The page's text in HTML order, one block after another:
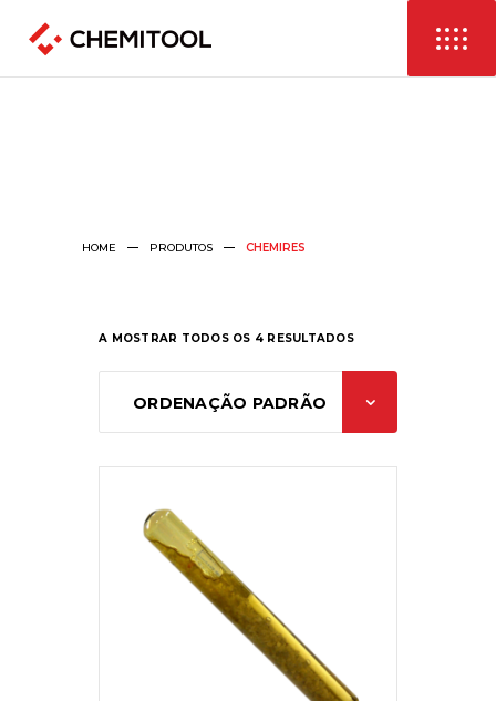
HOME PRODUTOS CHEMIRES
A MOSTRAR TODOS OS 4 RESULTADOS
ORDENAÇÃO PADRÃO
LER MAIS